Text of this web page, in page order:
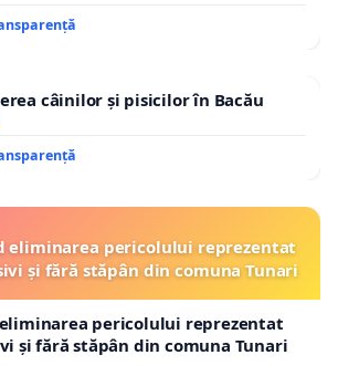
câinilor și pisicilor în Bacău
eliminarea pericolului reprezentat
și fără stăpân din comuna Tunari
pericolului reprezentat
și fără stăpân din comuna Tunari